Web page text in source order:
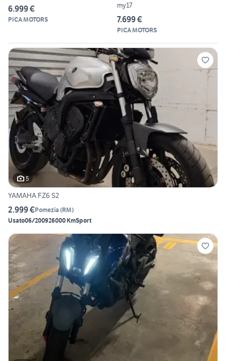
6.999 €
PICA MOTORS
my17
7.699 €
PICA MOTORS
5
YAMAHA FZ6 S2
2.999 €Pomezia (RM)
Usato06/200926000 KmSport